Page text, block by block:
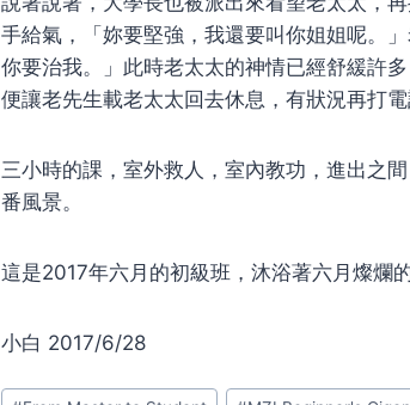
手給氣，「妳要堅強，我還要叫你姐姐呢。
你要治我。」此時老太太的神情已經舒緩許
便讓老先生載老太太回去休息，有狀況再打電
三小時的課，室外救人，室內教功，進出之
番風景。
這是2017年六月的初級班，沐浴著六月燦爛
小白 2017/6/28
Post